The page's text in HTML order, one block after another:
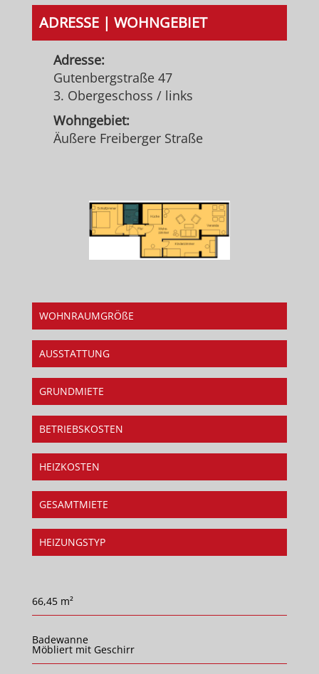
ADRESSE | WOHNGEBIET
Adresse:
Gutenbergstraße 47
3. Obergeschoss / links
Wohngebiet:
Äußere Freiberger Straße
WOHNRAUMGRÖßE
AUSSTATTUNG
GRUNDMIETE
BETRIEBSKOSTEN
HEIZKOSTEN
GESAMTMIETE
HEIZUNGSTYP
66,45 m²
Badewanne
Möbliert mit Geschirr